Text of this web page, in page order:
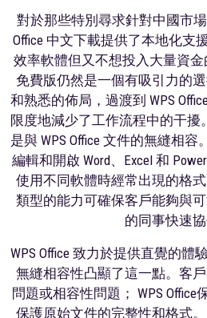
對於那些特別尋求針對中國市
Office 中文下載提供了本地化支
效率軟體但又不想投入大量資金
免費版仍然是一個有吸引力的
和熟悉的佈局，過渡到 WPS
限度地減少了工作流程中的干擾
是與 WPS Office 文件的無縫相
編輯和開啟 Word、Excel 和
使用不同軟體時經常出現的格
類型的能力可確保客戶能夠與
的同事快速協
WPS Office 致力於提供直覺的體
無縫相容性凸顯了這一點。客
問題或相容性問題； WPS Office
保護原始文件的完整性和格式